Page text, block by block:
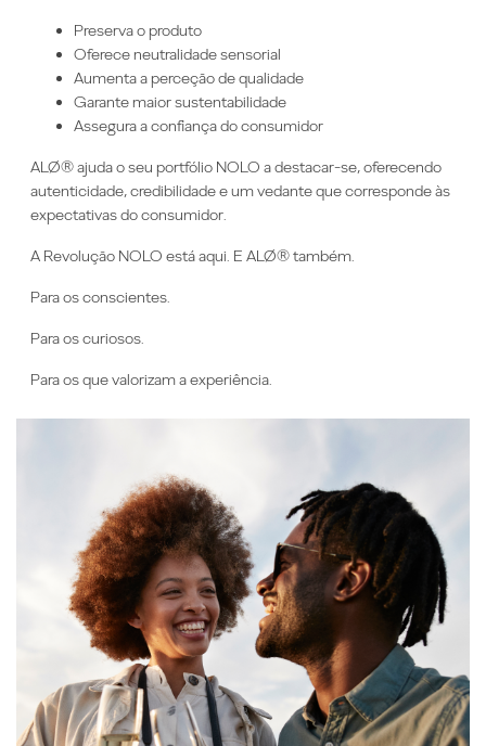
Preserva o produto
Oferece neutralidade sensorial
Aumenta a perceção de qualidade
Garante maior sustentabilidade
Assegura a confiança do consumidor
ALØ® ajuda o seu portfólio NOLO a destacar-se, oferecendo
autenticidade, credibilidade e um vedante que corresponde às
expectativas do consumidor.
A Revolução NOLO está aqui. E ALØ® também.
Para os conscientes.
Para os curiosos.
Para os que valorizam a experiência.